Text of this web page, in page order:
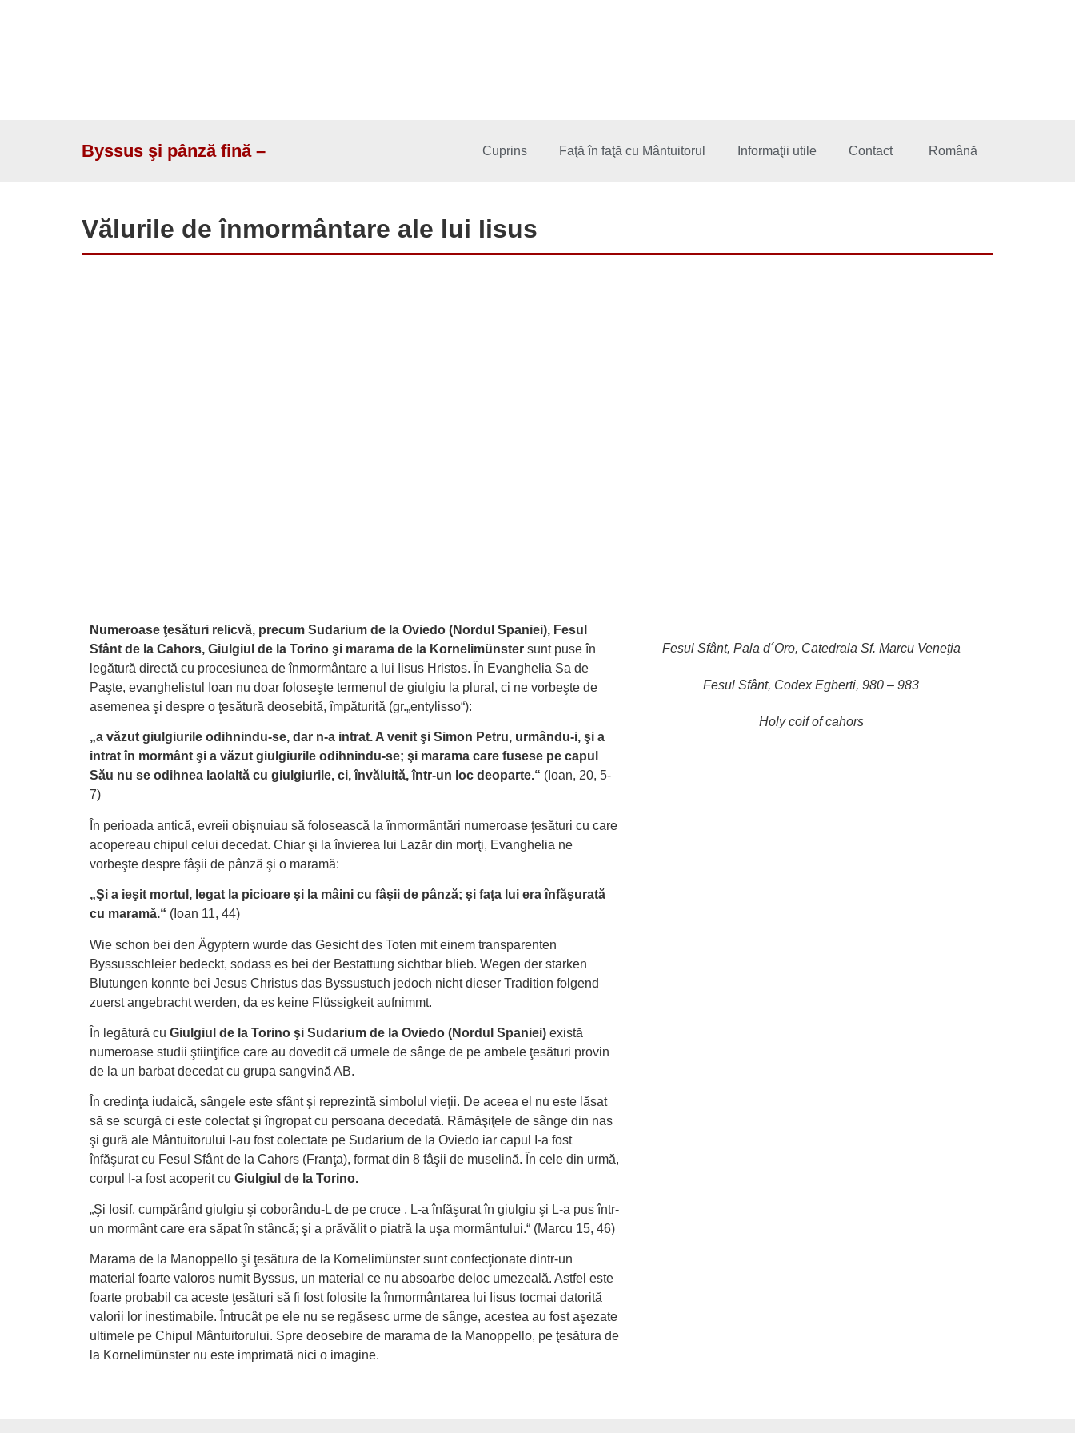
Byssus şi pânză fină – Cuprins Faţă în faţă cu Mântuitorul Informaţii utile Contact Română
Vălurile de înmormântare ale lui Iisus
Numeroase ţesături relicvă, precum Sudarium de la Oviedo (Nordul Spaniei), Fesul
Sfânt de la Cahors, Giulgiul de la Torino şi marama de la Kornelimünster sunt puse în
legătură directă cu procesiunea de înmormântare a lui Iisus Hristos. În Evanghelia Sa de
Paşte, evanghelistul Ioan nu doar foloseşte termenul de giulgiu la plural, ci ne vorbeşte de
asemenea şi despre o ţesătură deosebită, împăturită (gr.„entylisso“):
„a văzut giulgiurile odihnindu-se, dar n-a intrat. A venit şi Simon Petru, urmându-i, şi a
intrat în mormânt şi a văzut giulgiurile odihnindu-se; şi marama care fusese pe capul
Său nu se odihnea laolaltă cu giulgiurile, ci, învăluită, într-un loc deoparte.“ (Ioan, 20, 5-
7)
În perioada antică, evreii obişnuiau să folosească la înmormântări numeroase ţesături cu care
acopereau chipul celui decedat. Chiar şi la învierea lui Lazăr din morţi, Evanghelia ne
vorbeşte despre fâşii de pânză şi o maramă:
„Şi a ieşit mortul, legat la picioare şi la mâini cu fâşii de pânză; şi faţa lui era înfăşurată
cu maramă.“ (Ioan 11, 44)
Wie schon bei den Ägyptern wurde das Gesicht des Toten mit einem transparenten
Byssusschleier bedeckt, sodass es bei der Bestattung sichtbar blieb. Wegen der starken
Blutungen konnte bei Jesus Christus das Byssustuch jedoch nicht dieser Tradition folgend
zuerst angebracht werden, da es keine Flüssigkeit aufnimmt.
În legătură cu Giulgiul de la Torino şi Sudarium de la Oviedo (Nordul Spaniei) există
numeroase studii ştiinţifice care au dovedit că urmele de sânge de pe ambele ţesături provin
de la un barbat decedat cu grupa sangvină AB.
În credinţa iudaică, sângele este sfânt şi reprezintă simbolul vieţii. De aceea el nu este lăsat
să se scurgă ci este colectat şi îngropat cu persoana decedată. Rămăşiţele de sânge din nas
şi gură ale Mântuitorului I-au fost colectate pe Sudarium de la Oviedo iar capul I-a fost
înfăşurat cu Fesul Sfânt de la Cahors (Franţa), format din 8 fâşii de muselină. În cele din urmă,
corpul I-a fost acoperit cu Giulgiul de la Torino.
„Şi Iosif, cumpărând giulgiu şi coborându-L de pe cruce , L-a înfăşurat în giulgiu şi L-a pus într-
un mormânt care era săpat în stâncă; şi a prăvălit o piatră la uşa mormântului.“ (Marcu 15, 46)
Marama de la Manoppello şi ţesătura de la Kornelimünster sunt confecţionate dintr-un
material foarte valoros numit Byssus, un material ce nu absoarbe deloc umezeală. Astfel este
foarte probabil ca aceste ţesături să fi fost folosite la înmormântarea lui Iisus tocmai datorită
valorii lor inestimabile. Întrucât pe ele nu se regăsesc urme de sânge, acestea au fost aşezate
ultimele pe Chipul Mântuitorului. Spre deosebire de marama de la Manoppello, pe ţesătura de
la Kornelimünster nu este imprimată nici o imagine.
Fesul Sfânt, Pala d´Oro, Catedrala Sf. Marcu Veneţia
Fesul Sfânt, Codex Egberti, 980 – 983
Holy coif of cahors